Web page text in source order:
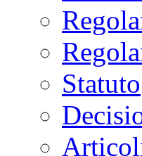
Statuto